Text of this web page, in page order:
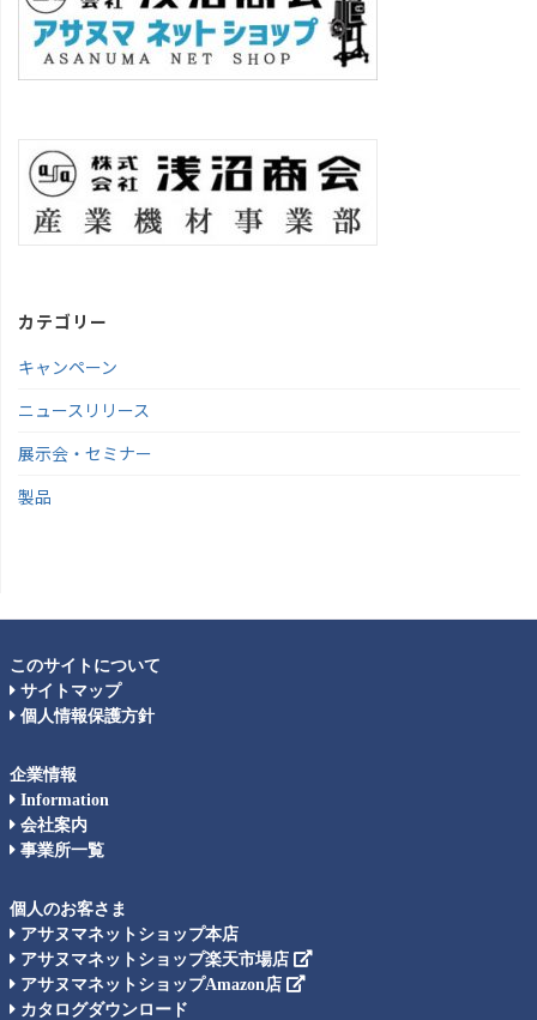
カテゴリー
キャンペーン
ニュースリリース
展示会・セミナー
製品
このサイトについて
サイトマップ
個人情報保護方針
企業情報
Information
会社案内
事業所一覧
個人のお客さま
アサヌマネットショップ本店
アサヌマネットショップ楽天市場店
アサヌマネットショップAmazon店
カタログダウンロード